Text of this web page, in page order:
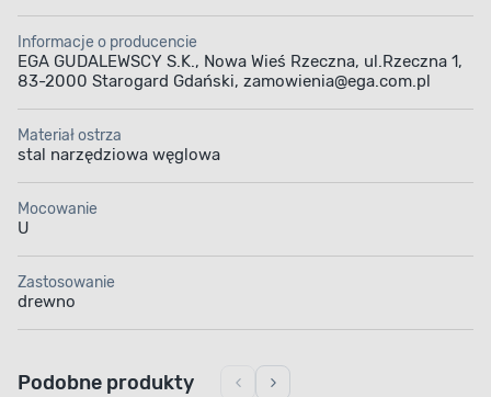
Informacje o producencie
EGA GUDALEWSCY S.K., Nowa Wieś Rzeczna, ul.Rzeczna 1,
83-2000 Starogard Gdański, zamowienia@ega.com.pl
Materiał ostrza
stal narzędziowa węglowa
Mocowanie
U
Zastosowanie
drewno
Podobne produkty